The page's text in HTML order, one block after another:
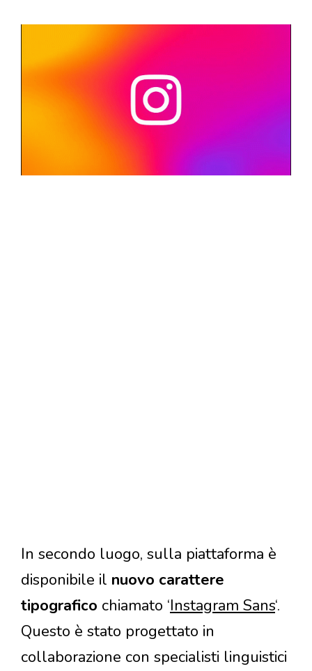
In secondo luogo, sulla piattaforma è
disponibile il nuovo carattere
tipografico chiamato ‘Instagram Sans‘.
Questo è stato progettato in
collaborazione con specialisti linguistici